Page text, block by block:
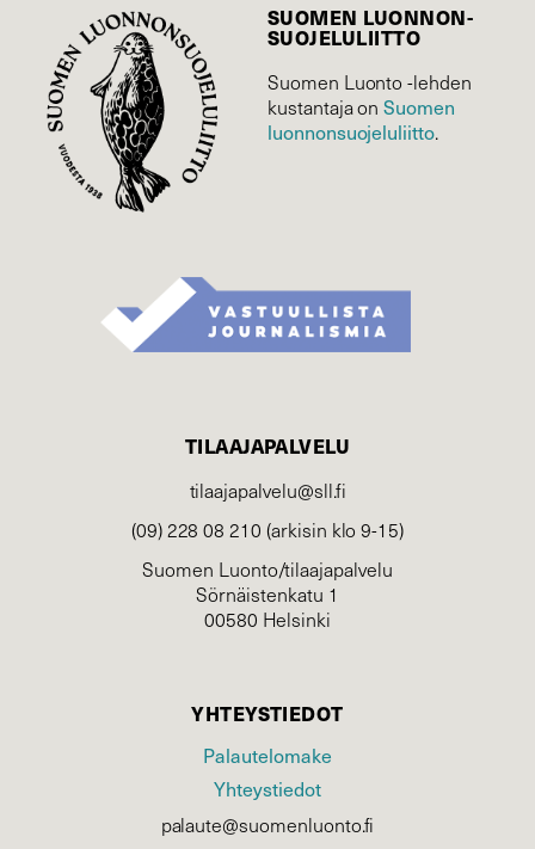
SUOMEN LUONNON­
SUOJELU­LIITTO
Suomen Luonto -lehden
kustantaja onSuomen
luonnonsuojelu­liitto.
TILAAJAPALVELU
tilaajapalvelu@sll.fi
(09) 228 08 210 (arkisin klo 9-15)
Suomen Luonto/tilaajapalvelu
Sörnäistenkatu 1
00580 Helsinki
YHTEYSTIEDOT
Palautelomake
Yhteystiedot
palaute@suomenluonto.fi